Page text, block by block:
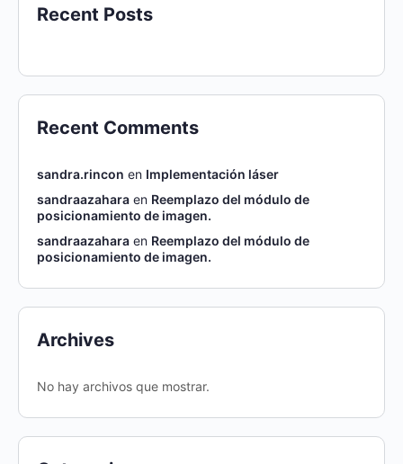
Recent Posts
Recent Comments
sandra.rincon en Implementación láser
sandraazahara en Reemplazo del módulo de
posicionamiento de imagen.
sandraazahara en Reemplazo del módulo de
posicionamiento de imagen.
Archives
No hay archivos que mostrar.